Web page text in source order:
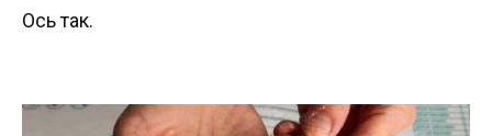
Ось так.